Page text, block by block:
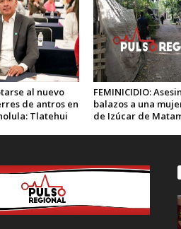
al nuevo
de antros en
Tlatehui
FEMINICIDIO:
balazos a una
de Izúcar de